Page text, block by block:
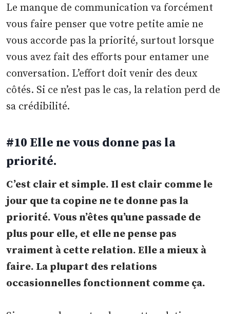
Le manque de communication va forcément
vous faire penser que votre petite amie ne
vous accorde pas la priorité, surtout lorsque
vous avez fait des efforts pour entamer une
conversation. L’effort doit venir des deux
côtés. Si ce n’est pas le cas, la relation perd de
sa crédibilité.
#10 Elle ne vous donne pas la
priorité.
C’est clair et simple. Il est clair comme le
jour que ta copine ne te donne pas la
priorité. Vous n’êtes qu’une passade de
plus pour elle, et elle ne pense pas
vraiment à cette relation. Elle a mieux à
faire. La plupart des relations
occasionnelles fonctionnent comme ça.